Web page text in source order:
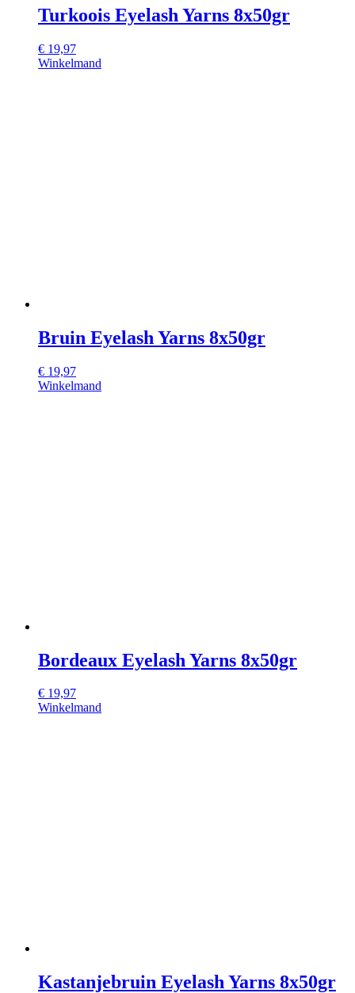
Turkoois Eyelash Yarns 8x50gr
€ 19,97
Winkelmand
Bruin Eyelash Yarns 8x50gr
€ 19,97
Winkelmand
Bordeaux Eyelash Yarns 8x50gr
€ 19,97
Winkelmand
Kastanjebruin Eyelash Yarns 8x50gr